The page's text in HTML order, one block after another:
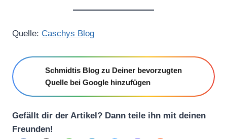
Quelle: Caschys Blog
Schmidtis Blog zu Deiner bevorzugten
Quelle bei Google hinzufügen
Gefällt dir der Artikel? Dann teile ihn mit deinen
Freunden!